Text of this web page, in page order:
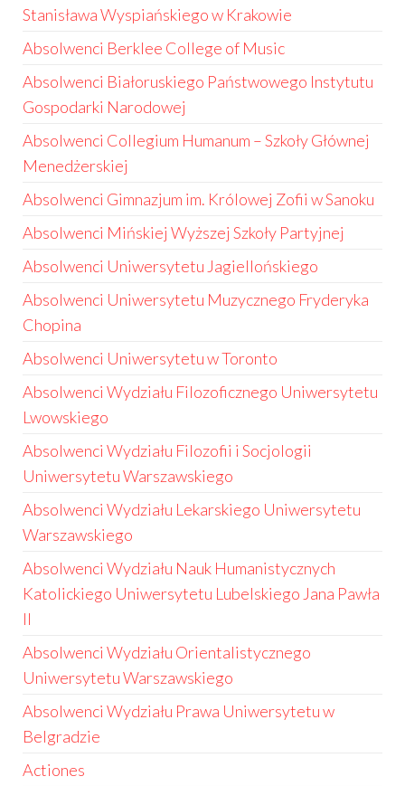
Stanisława Wyspiańskiego w Krakowie
Absolwenci Berklee College of Music
Absolwenci Białoruskiego Państwowego Instytutu
Gospodarki Narodowej
Absolwenci Collegium Humanum – Szkoły Głównej
Menedżerskiej
Absolwenci Gimnazjum im. Królowej Zofii w Sanoku
Absolwenci Mińskiej Wyższej Szkoły Partyjnej
Absolwenci Uniwersytetu Jagiellońskiego
Absolwenci Uniwersytetu Muzycznego Fryderyka
Chopina
Absolwenci Uniwersytetu w Toronto
Absolwenci Wydziału Filozoficznego Uniwersytetu
Lwowskiego
Absolwenci Wydziału Filozofii i Socjologii
Uniwersytetu Warszawskiego
Absolwenci Wydziału Lekarskiego Uniwersytetu
Warszawskiego
Absolwenci Wydziału Nauk Humanistycznych
Katolickiego Uniwersytetu Lubelskiego Jana Pawła
II
Absolwenci Wydziału Orientalistycznego
Uniwersytetu Warszawskiego
Absolwenci Wydziału Prawa Uniwersytetu w
Belgradzie
Actiones